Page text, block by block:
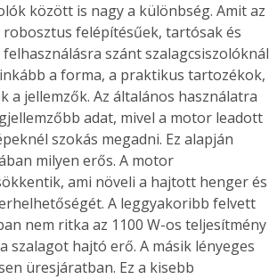
között is nagy a különbség. Amit az
felépítésűek, tartósak és
szánt szalagcsiszolóknál
a forma, a praktikus tartozékok,
a jellemzők. Az általános használatra
adat, mivel a motor leadott
szokás megadni. Ez alapján
milyen erős. A motor
ami növeli a hajtott henger és
A leggyakoribb felvett
nem ritka az 1100 W-os teljesítmény
szalagot hajtó erő. A másik lényeges
üresjáratban. Ez a kisebb